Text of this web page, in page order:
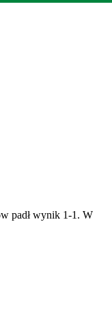
padł wynik 1-1. W